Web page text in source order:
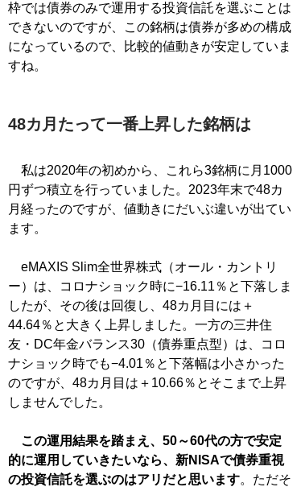
枠では債券のみで運用する投資信託を選ぶことは
できないのですが、この銘柄は債券が多めの構成
になっているので、比較的値動きが安定していま
すね。
48カ月たって一番上昇した銘柄は
私は2020年の初めから、これら3銘柄に月1000
円ずつ積立を行っていました。2023年末で48カ
月経ったのですが、値動きにだいぶ違いが出てい
ます。
eMAXIS Slim全世界株式（オール・カントリ
ー）は、コロナショック時に−16.11％と下落しま
したが、その後は回復し、48カ月目には＋
44.64％と大きく上昇しました。一方の三井住
友・DC年金バランス30（債券重点型）は、コロ
ナショック時でも−4.01％と下落幅は小さかった
のですが、48カ月目は＋10.66％とそこまで上昇
しませんでした。
この運用結果を踏まえ、50～60代の方で安定
的に運用していきたいなら、新NISAで債券重視
の投資信託を選ぶのはアリだと思います。ただそ